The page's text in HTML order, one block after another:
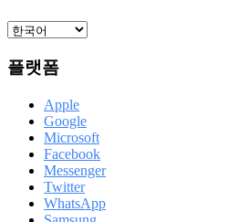
플랫폼
Apple
Google
Microsoft
Facebook
Messenger
Twitter
WhatsApp